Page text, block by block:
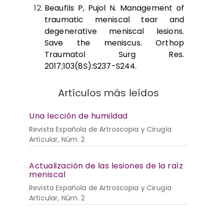
Beaufils P, Pujol N. Management of
traumatic meniscal tear and
degenerative meniscal lesions.
Save the meniscus. Orthop
Traumatol Surg Res.
2017;103(8S):S237-S244.
Artículos más leídos
Una lección de humildad
Revista Española de Artroscopia y Cirugía
Articular, Núm. 2
Actualización de las lesiones de la raíz
meniscal
Revista Española de Artroscopia y Cirugía
Articular, Núm. 2